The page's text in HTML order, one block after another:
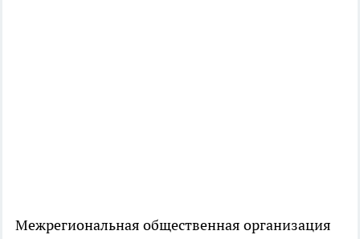
Межрегиональная общественная организация